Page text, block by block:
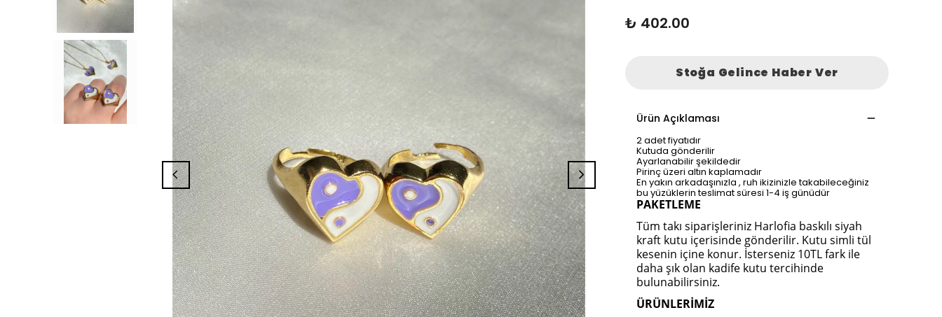
₺ 402.00
Stoğa Gelince Haber Ver
Ürün Açıklaması
2 adet fiyatıdır
Kutuda gönderilir
Ayarlanabilir şekildedir
Pirinç üzeri altın kaplamadır
En yakın arkadaşınızla , ruh ikizinizle takabileceğiniz
bu yüzüklerin teslimat süresi 1-4 iş günüdür
PAKETLEME
Tüm takı siparişleriniz Harlofia baskılı siyah
kraft kutu içerisinde gönderilir. Kutu simli tül
kesenin içine konur. İsterseniz 10TL fark ile
daha şık olan kadife kutu tercihinde
bulunabilirsiniz.
ÜRÜNLERİMİZ